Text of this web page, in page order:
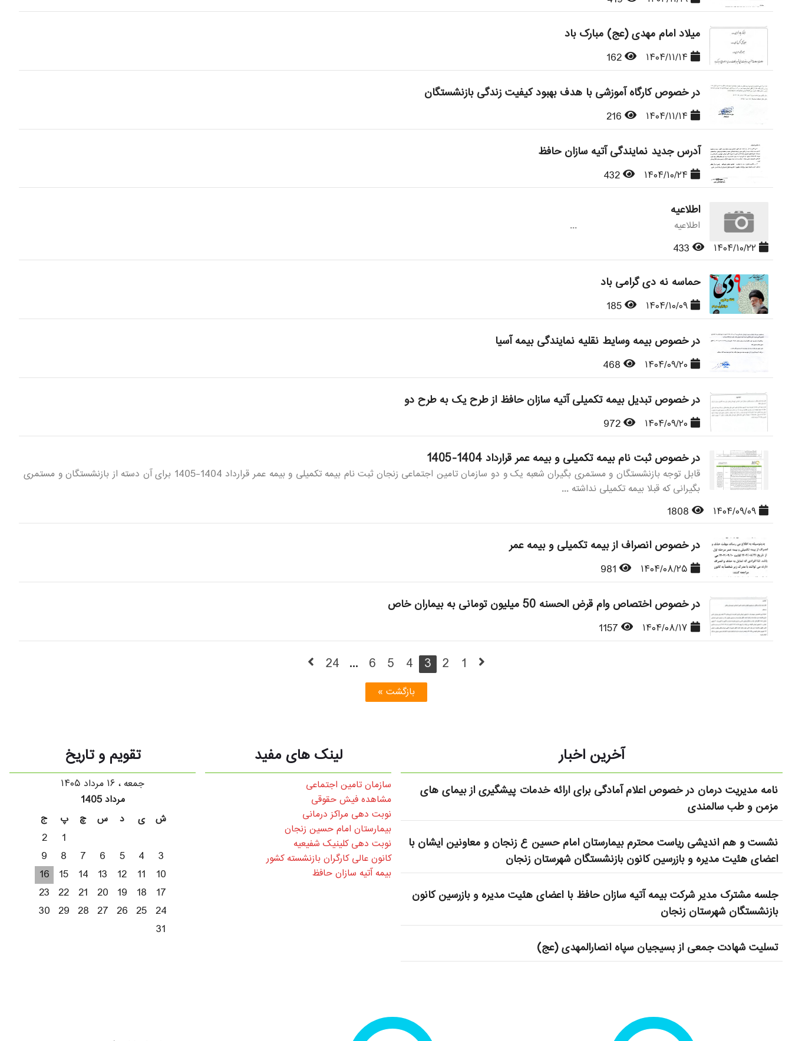
میلاد امام مهدی (عج) مبارک باد
در خصوص کارگاه آموزشی با هدف بهبود کیفیت زندگی بازنشستگان
آدرس جدید نمایندگی آتیه سازان حافظ
اطلاعیه
اطلاعیه ...
حماسه نه دی گرامی باد
در خصوص بیمه وسایط نقلیه نمایندگی بیمه آسیا
در خصوص تبدیل بیمه تکمیلی آتیه سازان حافظ از طرح یک به طرح دو
در خصوص ثبت نام بیمه تکمیلی و بیمه عمر قرارداد 1404-1405
قابل توجه بازنشستگان و مستمری بگیران شعبه یک و دو سازمان تامین اجتماعی زنجان ثبت نام بیمه تکمیلی و بیمه عمر قرارداد 1404-1405 برای آن دسته از بازنشستگان و مستمری
بگیرانی که قبلا بیمه تکمیلی نداشته ...
در خصوص انصراف از بیمه تکمیلی و بیمه عمر
در خصوص اختصاص وام قرض الحسنه 50 میلیون تومانی به بیماران خاص
1
2
3
4
5
6
...
24
بازگشت »
آخرین اخبار
نامه مدیریت درمان در خصوص اعلام آمادگی برای ارائه خدمات پیشگیری از بیمای های
مزمن و طب سالمندی
نشست و هم اندیشی ریاست محترم بیمارستان امام حسین ع زنجان و معاونین ایشان با
اعضای هئیت مدیره و بازرسین کانون بازنشستگان شهرستان زنجان
جلسه مشترک مدیر شرکت بیمه آتیه سازان حافظ با اعضای هئیت مدیره و بازرسین کانون
بازنشستگان شهرستان زنجان
تسلیت شهادت جمعی از بسیجیان سپاه انصارالمهدی (عج)
لینک های مفید
سازمان تامین اجتماعی
مشاهده فیش حقوقی
نوبت دهی مراکز درمانی
بیمارستان امام حسین زنجان
نوبت دهی کلینیک شفیعیه
کانون عالی کارگران بازنشسته کشور
بیمه آتیه سازان حافظ
تقویم و تاریخ
جمعه ، ۱۶ مرداد ۱۴۰۵
مرداد 1405
ج
پ چ س د ی
ش
2
1
9
8 7 6 5 4
3
16
15 14 13 12 11
10
23 22 21 20 19 18
17
30 29 28 27 26 25 24
31